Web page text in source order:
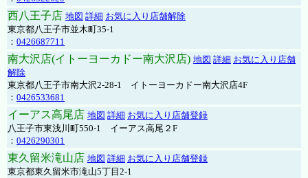
西八王子店 地図 詳細 お気に入り店舗解除
東京都八王子市並木町35-1
： 0426687711
南大沢店(イトーヨーカドー南大沢店) 地図 詳細 お気に入り店舗
解除
東京都八王子市南大沢2-28-1 イトーヨーカドー南大沢店4F
： 0426533681
イーアス高尾店 地図 詳細 お気に入り店舗登録
八王子市東浅川町550-1 イーアス高尾２F
： 0426290301
東久留米滝山店 地図 詳細 お気に入り店舗登録
東京都東久留米市滝山5丁目2-1